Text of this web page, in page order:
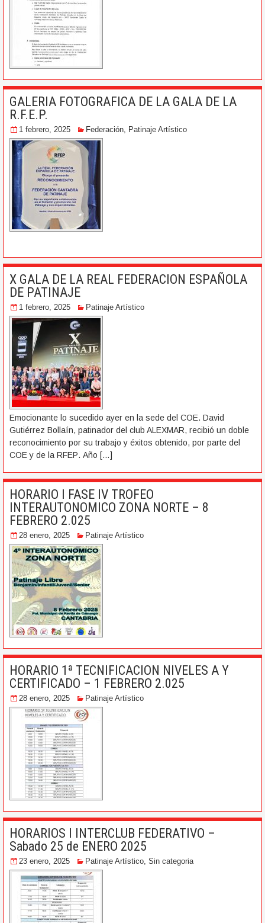
GALERIA FOTOGRAFICA DE LA GALA DE LA
R.F.E.P.
1 febrero, 2025 Federación, Patinaje Artístico
X GALA DE LA REAL FEDERACION ESPAÑOLA
DE PATINAJE
1 febrero, 2025 Patinaje Artístico
Emocionante lo sucedido ayer en la sede del COE. David
Gutiérrez Bollaín, patinador del club ALEXMAR, recibió un doble
reconocimiento por su trabajo y éxitos obtenido, por parte del
COE y de la RFEР. Año […]
HORARIO I FASE IV TROFEO
INTERAUTONOMICO ZONA NORTE – 8
FEBRERO 2.025
28 enero, 2025 Patinaje Artístico
HORARIO 1ª TECNIFICACION NIVELES A Y
CERTIFICADO – 1 FEBRERO 2.025
28 enero, 2025 Patinaje Artístico
HORARIOS I INTERCLUB FEDERATIVO –
Sabado 25 de ENERO 2025
23 enero, 2025 Patinaje Artístico, Sin categoria